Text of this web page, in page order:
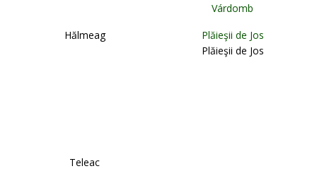
Várdomb
Hălmeag
Plăieşii de Jos
Plăieşii de Jos
Teleac